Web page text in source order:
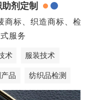
剂定制
商标、织造商标、检
服务
术 服装技术
品 纺织品检测